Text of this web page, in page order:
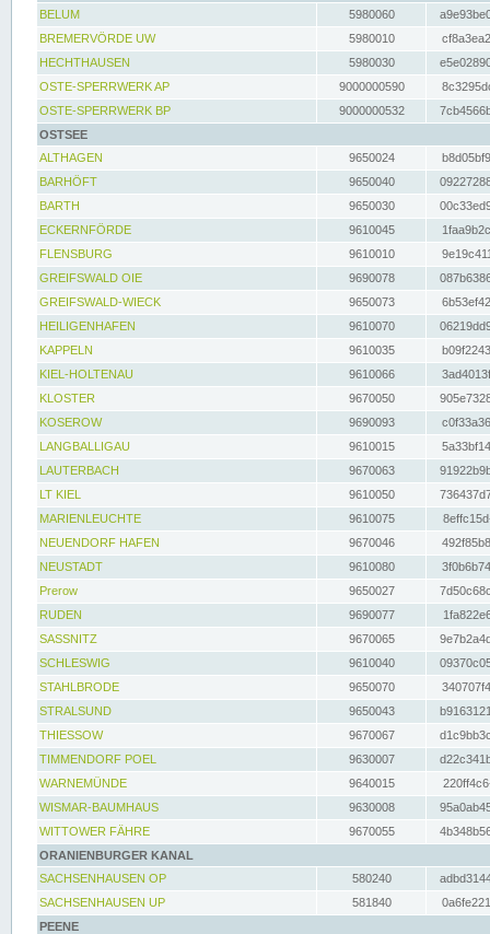
BELUM
5980060
BREMERVÖRDE UW
5980010
HECHTHAUSEN
5980030
OSTE-SPERRWERK AP
9000000590
OSTE-SPERRWERK BP
9000000532
OSTSEE
ALTHAGEN
9650024
BARHÖFT
9650040
BARTH
9650030
ECKERNFÖRDE
9610045
FLENSBURG
9610010
GREIFSWALD OIE
9690078
GREIFSWALD-WIECK
9650073
HEILIGENHAFEN
9610070
KAPPELN
9610035
KIEL-HOLTENAU
9610066
KLOSTER
9670050
KOSEROW
9690093
LANGBALLIGAU
9610015
LAUTERBACH
9670063
LT KIEL
9610050
MARIENLEUCHTE
9610075
NEUENDORF HAFEN
9670046
NEUSTADT
9610080
Prerow
9650027
RUDEN
9690077
SASSNITZ
9670065
SCHLESWIG
9610040
STAHLBRODE
9650070
STRALSUND
9650043
THIESSOW
9670067
TIMMENDORF POEL
9630007
WARNEMÜNDE
9640015
WISMAR-BAUMHAUS
9630008
WITTOWER FÄHRE
9670055
ORANIENBURGER KANAL
SACHSENHAUSEN OP
580240
SACHSENHAUSEN UP
581840
PEENE